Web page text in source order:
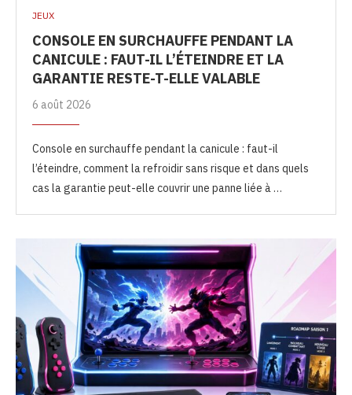
JEUX
CONSOLE EN SURCHAUFFE PENDANT LA
CANICULE : FAUT-IL L’ÉTEINDRE ET LA
GARANTIE RESTE-T-ELLE VALABLE
6 août 2026
Console en surchauffe pendant la canicule : faut-il
l’éteindre, comment la refroidir sans risque et dans quels
cas la garantie peut-elle couvrir une panne liée à …